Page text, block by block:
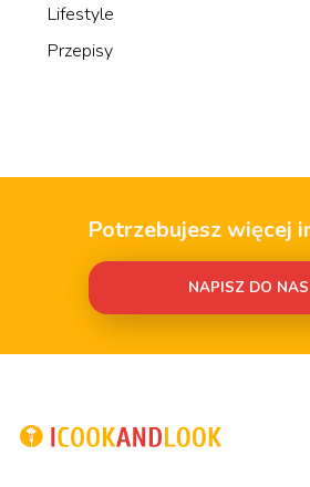
Lifestyle
Przepisy
Potrzebujesz więcej
NAPISZ DO NAS